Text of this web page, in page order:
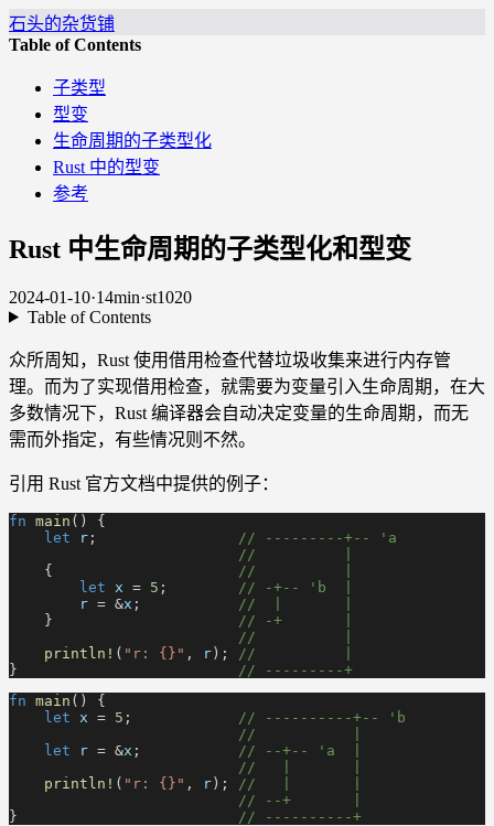
石头的杂货铺
Table of Contents
子类型
型变
生命周期的子类型化
Rust 中的型变
参考
Rust 中生命周期的子类型化和型变
2024-01-10·14min·st1020
Table of Contents
众所周知，Rust 使用借用检查代替垃圾收集来进行内存管
理。而为了实现借用检查，就需要为变量引入生命周期，在大
多数情况下，Rust 编译器会自动决定变量的生命周期，而无
需而外指定，有些情况则不然。
引用 Rust 官方文档中提供的例子：
fn main () {
    let
r ;
                // ---------+-- 'a
                          //          |
    {
                     //          |
        let
x = 5 ;
        // -+-- 'b  |
        r
= &x ;
           //  |       |
    }
                     // -+       |
                          //          |
    println!
( "r: {}" , r );
//          |
}
                         // ---------+
fn main () {
    let
x = 5 ;
            // ----------+-- 'b
                          //           |
    let
r = &x ;
           // --+-- 'a  |
                          //   |       |
    println!
( "r: {}" , r );
//   |       |
                          // --+       |
}
                         // ----------+